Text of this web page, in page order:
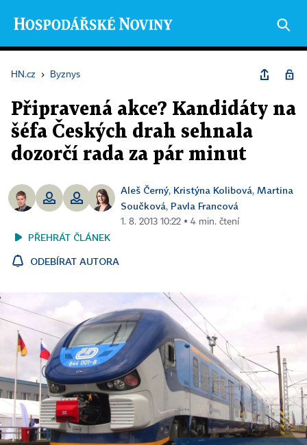
HN.cz › Byznys
Připravená akce? Kandidáty na
šéfa Českých drah sehnala
dozorčí rada za pár minut
Aleš Černý, Kristýna Kolibová, Martina
Součková, Pavla Francová
1. 8. 2013 10:22 ▪ 4 min. čtení
PŘEHRÁT ČLÁNEK
ODEBÍRAT AUTORA